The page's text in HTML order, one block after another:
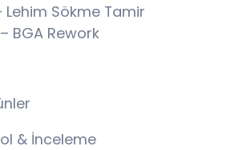
Lehim Sökme Tamir
BGA Rework
& İnceleme